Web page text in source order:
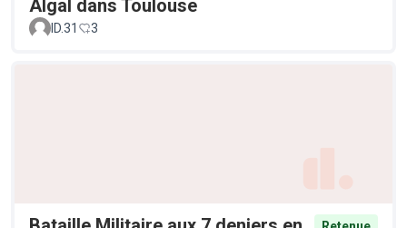
Algal dans Toulouse
ID.31 3